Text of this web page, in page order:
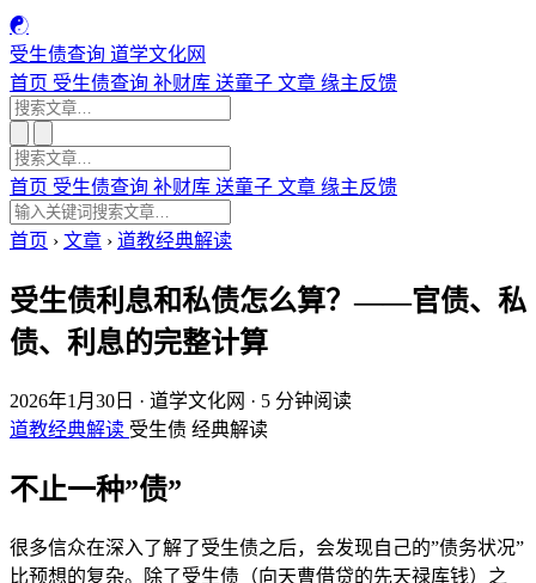
☯
受生债查询 道学文化网
首页 受生债查询 补财库 送童子 文章 缘主反馈
首页 受生债查询 补财库 送童子 文章 缘主反馈
首页 › 文章 › 道教经典解读
受生债利息和私债怎么算？——官债、私
债、利息的完整计算
2026年1月30日 · 道学文化网 · 5 分钟阅读
道教经典解读 受生债 经典解读
不止一种”债”
很多信众在深入了解了受生债之后，会发现自己的”债务状况”
比预想的复杂。除了受生债（向天曹借贷的先天禄库钱）之